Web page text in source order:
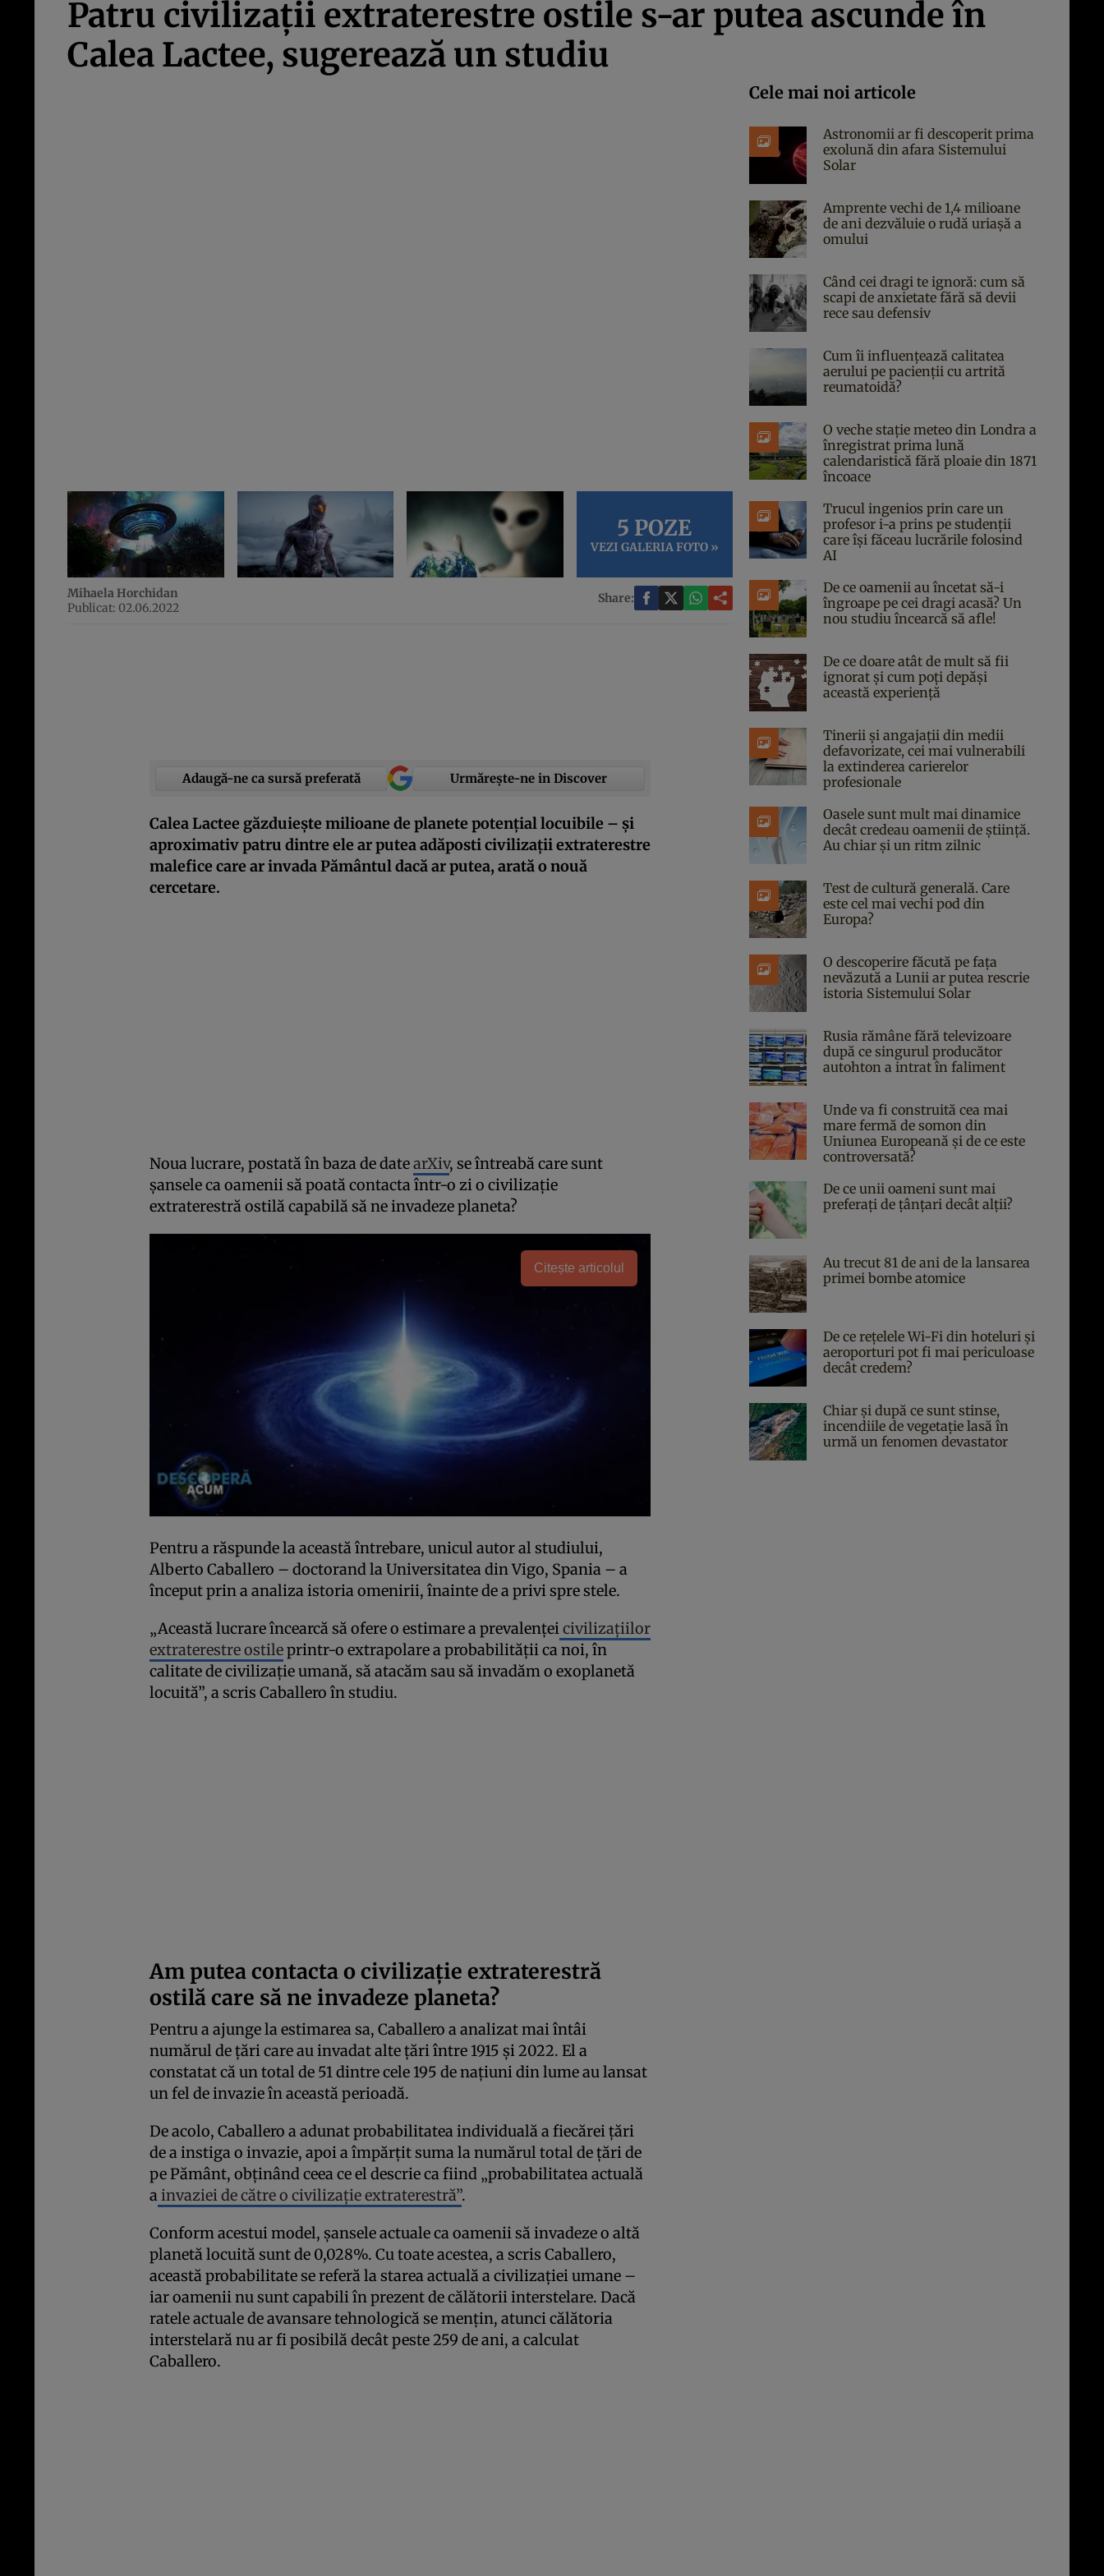
Patru civilizații extraterestre ostile s-ar putea ascunde în
Calea Lactee, sugerează un studiu
5 POZE
VEZI GALERIA FOTO »
Mihaela Horchidan
Publicat: 02.06.2022
Share:
Adaugă-ne ca sursă preferată Urmărește-ne in Discover
Calea Lactee găzduiește milioane de planete potențial locuibile – și
aproximativ patru dintre ele ar putea adăposti civilizații extraterestre
malefice care ar invada Pământul dacă ar putea, arată o nouă
cercetare.
Noua lucrare, postată în baza de datearXiv, se întreabă care sunt
șansele ca oamenii să poată contacta într-o zi o civilizație
extraterestră ostilă capabilă să ne invadeze planeta?
Citește articolul
Pentru a răspunde la această întrebare, unicul autor al studiului,
Alberto Caballero – doctorand la Universitatea din Vigo, Spania – a
început prin a analiza istoria omenirii, înainte de a privi spre stele.
„Această lucrare încearcă să ofere o estimare a prevalențeicivilizațiilor
extraterestre ostileprintr-o extrapolare a probabilității ca noi, în
calitate de civilizație umană, să atacăm sau să invadăm o exoplanetă
locuită”, a scris Caballero în studiu.
Am putea contacta o civilizație extraterestră
ostilă care să ne invadeze planeta?
Pentru a ajunge la estimarea sa, Caballero a analizat mai întâi
numărul de țări care au invadat alte țări între 1915 și 2022. El a
constatat că un total de 51 dintre cele 195 de națiuni din lume au lansat
un fel de invazie în această perioadă.
De acolo, Caballero a adunat probabilitatea individuală a fiecărei țări
de a instiga o invazie, apoi a împărțit suma la numărul total de țări de
pe Pământ, obținând ceea ce el descrie ca fiind „probabilitatea actuală
ainvaziei de către o civilizație extraterestră”.
Conform acestui model, șansele actuale ca oamenii să invadeze o altă
planetă locuită sunt de 0,028%. Cu toate acestea, a scris Caballero,
această probabilitate se referă la starea actuală a civilizației umane –
iar oamenii nu sunt capabili în prezent de călătorii interstelare. Dacă
ratele actuale de avansare tehnologică se mențin, atunci călătoria
interstelară nu ar fi posibilă decât peste 259 de ani, a calculat
Caballero.
Cele mai noi articole
Astronomii ar fi descoperit prima
exolună din afara Sistemului
Solar
Amprente vechi de 1,4 milioane
de ani dezvăluie o rudă uriașă a
omului
Când cei dragi te ignoră: cum să
scapi de anxietate fără să devii
rece sau defensiv
Cum îi influențează calitatea
aerului pe pacienții cu artrită
reumatoidă?
O veche stație meteo din Londra a
înregistrat prima lună
calendaristică fără ploaie din 1871
încoace
Trucul ingenios prin care un
profesor i-a prins pe studenții
care își făceau lucrările folosind
AI
De ce oamenii au încetat să-i
îngroape pe cei dragi acasă? Un
nou studiu încearcă să afle!
De ce doare atât de mult să fii
ignorat și cum poți depăși
această experiență
Tinerii și angajații din medii
defavorizate, cei mai vulnerabili
la extinderea carierelor
profesionale
Oasele sunt mult mai dinamice
decât credeau oamenii de știință.
Au chiar și un ritm zilnic
Test de cultură generală. Care
este cel mai vechi pod din
Europa?
O descoperire făcută pe fața
nevăzută a Lunii ar putea rescrie
istoria Sistemului Solar
Rusia rămâne fără televizoare
după ce singurul producător
autohton a intrat în faliment
Unde va fi construită cea mai
mare fermă de somon din
Uniunea Europeană și de ce este
controversată?
De ce unii oameni sunt mai
preferați de țânțari decât alții?
Au trecut 81 de ani de la lansarea
primei bombe atomice
De ce rețelele Wi-Fi din hoteluri și
aeroporturi pot fi mai periculoase
decât credem?
Chiar și după ce sunt stinse,
incendiile de vegetație lasă în
urmă un fenomen devastator